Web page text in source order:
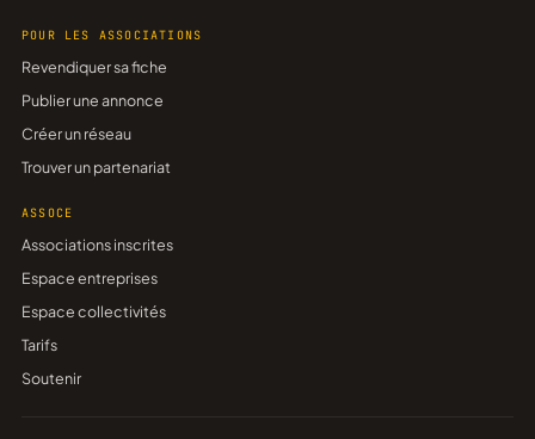
POUR LES ASSOCIATIONS
Revendiquer sa fiche
Publier une annonce
Créer un réseau
Trouver un partenariat
ASSOCE
Associations inscrites
Espace entreprises
Espace collectivités
Tarifs
Soutenir